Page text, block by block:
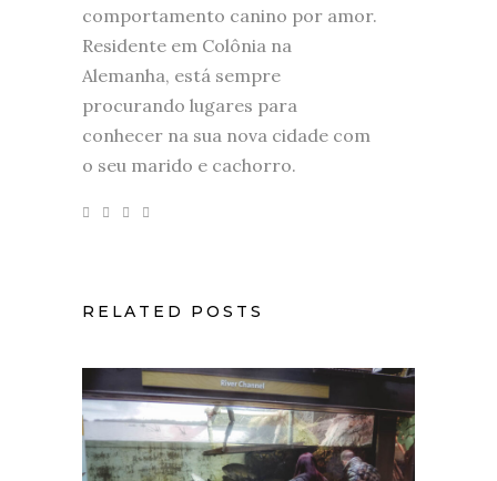
comportamento canino por amor.
Residente em Colônia na
Alemanha, está sempre
procurando lugares para
conhecer na sua nova cidade com
o seu marido e cachorro.
RELATED POSTS